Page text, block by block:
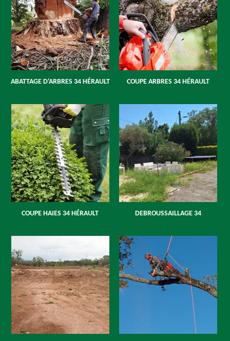
ABATTAGE D'ARBRES 34 HÉRAULT COUPE ARBRES 34 HÉRAULT
COUPE HAIES 34 HÉRAULT DEBROUSSAILLAGE 34